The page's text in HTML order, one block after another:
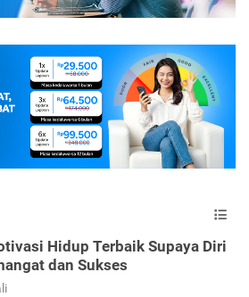
Hidup Terbaik Supaya Diri
dan Sukses